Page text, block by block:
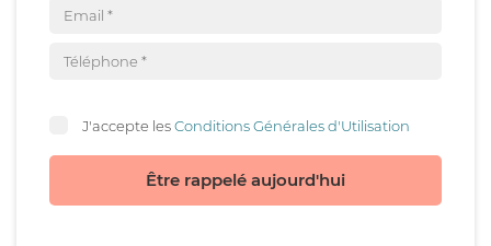
J'accepte lesConditions Générales d'Utilisation
Être rappelé aujourd'hui